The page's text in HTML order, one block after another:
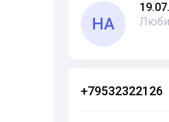
НА
+79532322126